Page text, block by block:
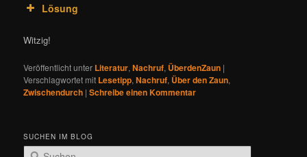
Lösung
Witzig!
Veröffentlicht unter Literatur,Nachruf, ÜberdenZaun |
Verschlagwortet mit Lesetipp,Nachruf, Über den Zaun,
Zwischendurch |Schreibe einen Kommentar
SUCHEN IM BLOG